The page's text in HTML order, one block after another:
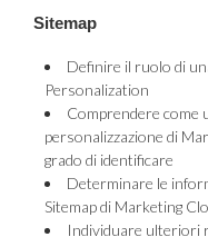
Sitemap
Definire il ruolo di
Personalization
Comprendere come
personalizzazione di
grado di identificare
Determinare le
Sitemap di Marketing
Individuare ulteriori